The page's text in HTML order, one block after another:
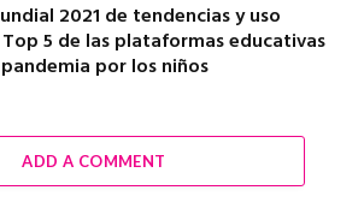
2021 de tendencias y uso
5 de las plataformas educativas
por los niños
ADD A COMMENT